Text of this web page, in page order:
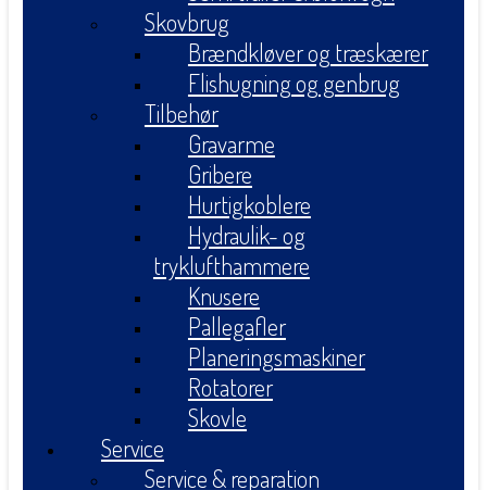
Skovbrug
Brændkløver og træskærer
Flishugning og genbrug
Tilbehør
Gravarme
Gribere
Hurtigkoblere
Hydraulik- og
tryklufthammere
Knusere
Pallegafler
Planeringsmaskiner
Rotatorer
Skovle
Service
Service & reparation